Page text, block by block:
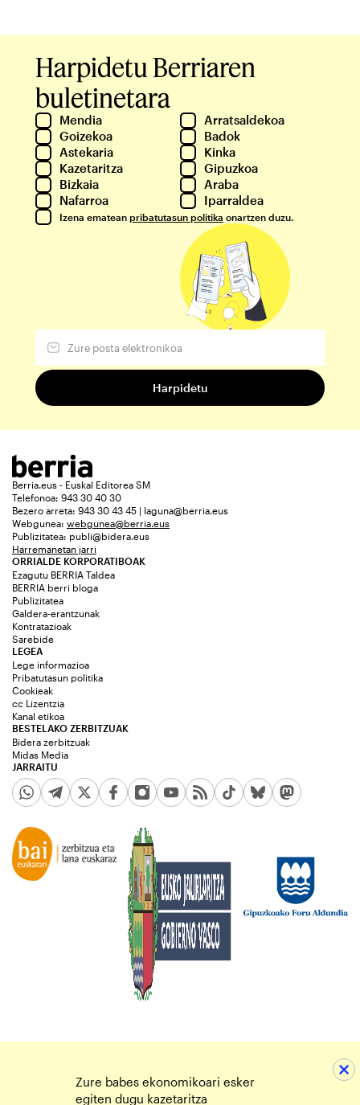
Harpidetu Berriaren
buletinetara
Mendia
Arratsaldekoa
Goizekoa
Badok
Astekaria
Kinka
Kazetaritza
Gipuzkoa
Bizkaia
Araba
Nafarroa
Iparraldea
Izena ematean pribatutasun politika onartzen duzu.
Berria.eus - Euskal Editorea SM
Telefonoa: 943 30 40 30
Bezero arreta: 943 30 43 45 | laguna@berria.eus
Webgunea: webgunea@berria.eus
Publizitatea: publi@bidera.eus
Harremanetan jarri
ORRIALDE KORPORATIBOAK
Ezagutu BERRIA Taldea
BERRIA berri bloga
Publizitatea
Galdera-erantzunak
Kontratazioak
Sarebide
JARRAITU
LEGEA
Lege informazioa
Pribatutasun politika
Cookieak
cc Lizentzia
Kanal etikoa
BESTELAKO ZERBITZUAK
Bidera zerbitzuak
Midas Media
Zure babes ekonomikoari esker
egiten dugu kazetaritza